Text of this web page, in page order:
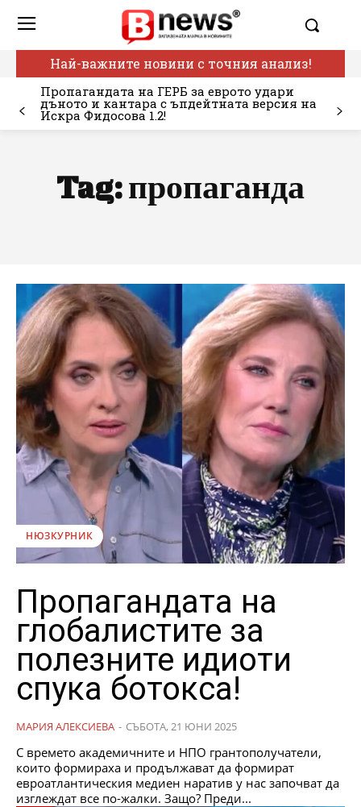
Най-важните новини с точния анализ!
Пропагандата на ГЕРБ за еврото удари
дъното и кантара с ъпдейтната версия на
Искра Фидосова 1.2!
Tag:пропаганда
НЮЗКУРНИК
Пропагандата на
глобалистите за
полезните идиоти
спука ботокса!
МАРИЯ АЛЕКСИЕВА - СЪБОТА, 21 ЮНИ 2025
С времето академичните и НПО грантополучатели,
които формираха и продължават да формират
евроатлантическия медиен наратив у нас започват да
изглеждат все по-жалки. Защо? Преди...